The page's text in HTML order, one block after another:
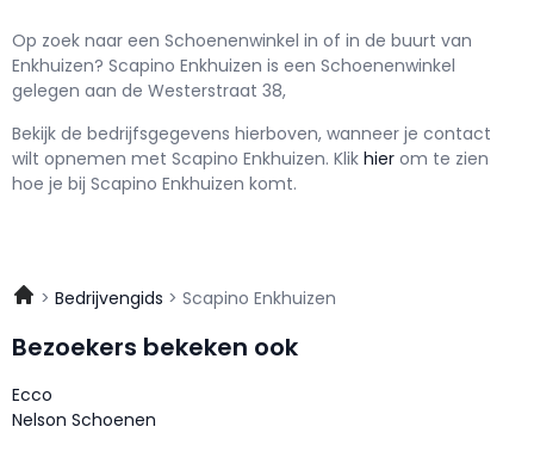
Op zoek naar een Schoenenwinkel in of in de buurt van
Enkhuizen? Scapino Enkhuizen is een Schoenenwinkel
gelegen aan de Westerstraat 38,
Bekijk de bedrijfsgegevens hierboven, wanneer je contact
wilt opnemen met Scapino Enkhuizen. Klik hier om te zien
hoe je bij Scapino Enkhuizen komt.
Bedrijvengids Scapino Enkhuizen
Bezoekers bekeken ook
Ecco
Nelson Schoenen